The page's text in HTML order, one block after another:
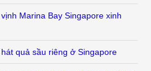
Marina Bay Singapore xinh
quả sầu riêng ở Singapore